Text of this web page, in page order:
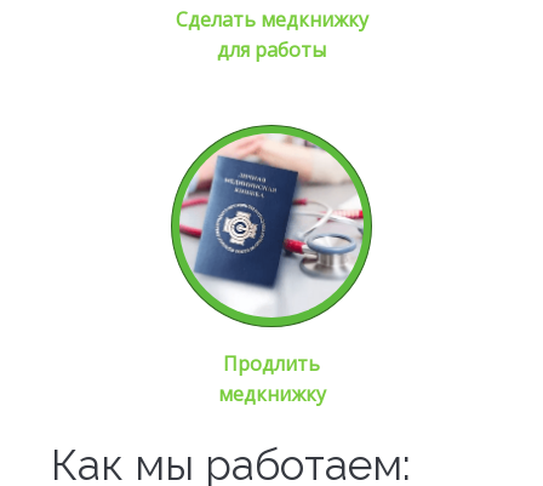
Сделать медкнижку
для работы
Продлить
медкнижку
Как мы работаем: